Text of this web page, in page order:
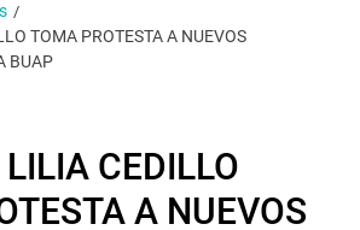
TOMA PROTESTA A NUEVOS
BUAP
CEDILLO
A NUEVOS